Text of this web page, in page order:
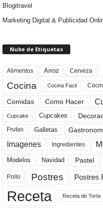
Blogitravel
Marketing Digital & Publicidad
Nube de Etiquetas
Alimentos Arroz Cerveza
Cocina Cocina Facil
Comidas
Como Hacer
Cupcake Cupcakes
Frutas Galletas
Imagenes Ingredientes
Modelos Navidad Pastel
Pollo Postres Postres
Receta Receta de Torta